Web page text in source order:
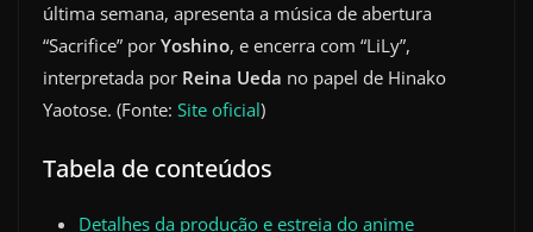
última semana, apresenta a música de abertura
“Sacrifice” por Yoshino, e encerra com “LiLy”,
interpretada por Reina Ueda no papel de Hinako
Yaotose. (Fonte: Site oficial)
Tabela de conteúdos
Detalhes da produção e estreia do anime